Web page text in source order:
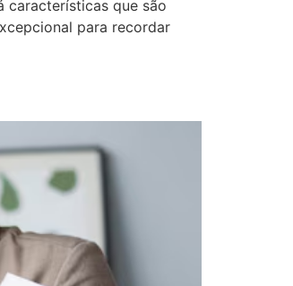
características que são
para recordar